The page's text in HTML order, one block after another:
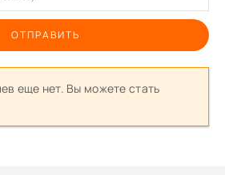
ОТПРАВИТЬ
еще нет. Вы можете стать